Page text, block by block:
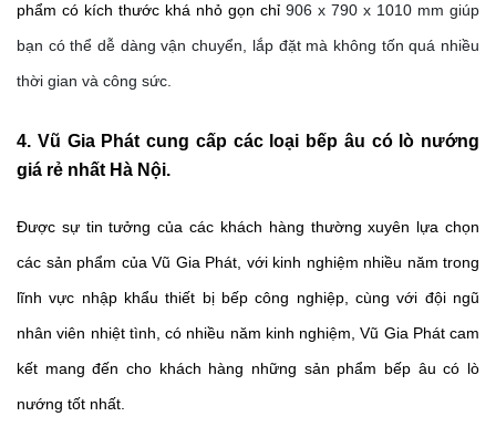
phẩm có kích thước khá nhỏ gọn chỉ 906 x 790 x 1010 mm giúp
bạn có thể dễ dàng vận chuyển, lắp đặt mà không tốn quá nhiều
thời gian và công sức.
4. Vũ Gia Phát cung cấp các loại bếp âu có lò nướng
giá rẻ nhất Hà Nội.
Được sự tin tưởng của các khách hàng thường xuyên lựa chọn
các sản phẩm của Vũ Gia Phát, với kinh nghiệm nhiều năm trong
lĩnh vực nhập khẩu thiết bị bếp công nghiệp, cùng với đội ngũ
nhân viên nhiệt tình, có nhiều năm kinh nghiệm, Vũ Gia Phát cam
kết mang đến cho khách hàng những sản phẩm bếp âu có lò
nướng tốt nhất.